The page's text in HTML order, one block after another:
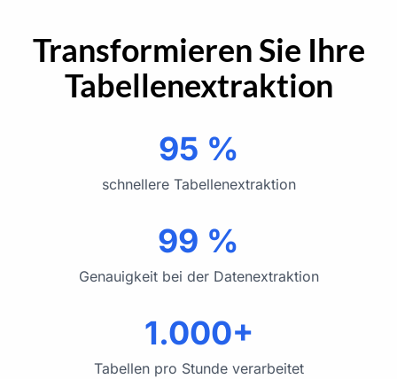
Transformieren Sie Ihre
Tabellenextraktion
95 %
schnellere Tabellenextraktion
99 %
Genauigkeit bei der Datenextraktion
1.000+
Tabellen pro Stunde verarbeitet